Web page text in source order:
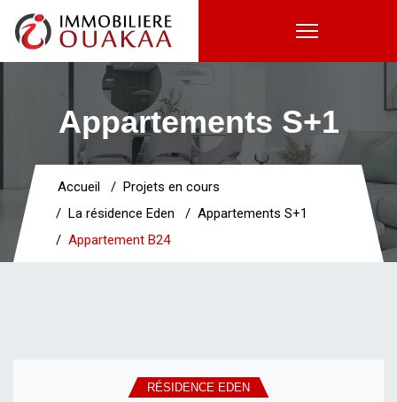
Appartements S+1
Accueil
Projets en cours
La résidence Eden
Appartements S+1
Appartement B24
RÉSIDENCE EDEN